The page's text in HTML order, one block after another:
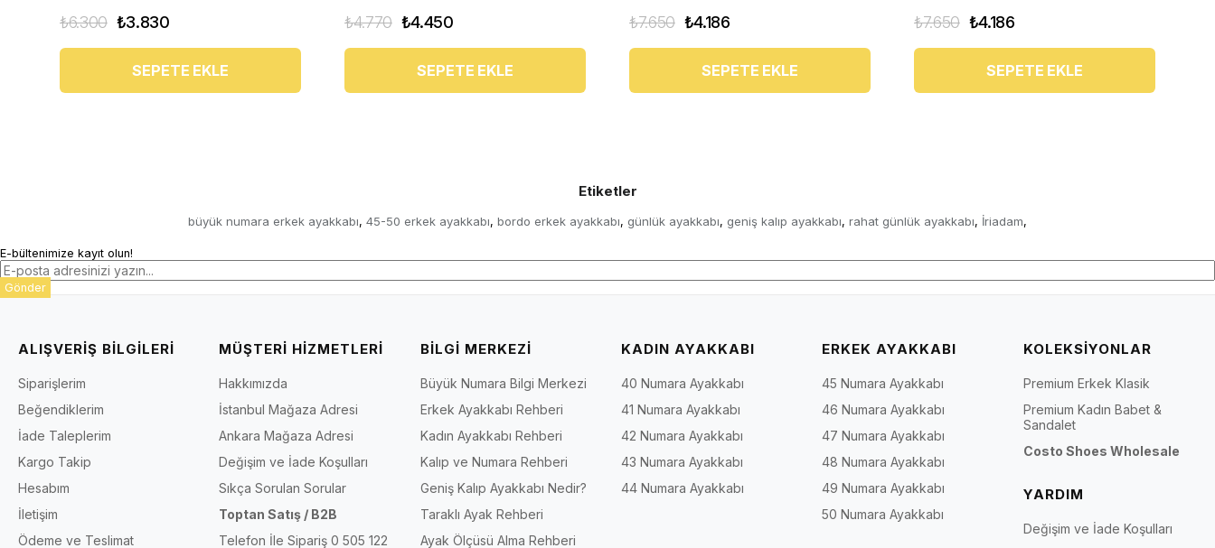
₺3.830
₺6.300
SEPETE EKLE
₺4.450
₺4.770
SEPETE EKLE
₺4.186
₺7.650
SEPETE EKLE
₺4.186
₺7.650
SEPETE EKLE
Etiketler
büyük numara erkek ayakkabı, 45-50 erkek ayakkabı, bordo erkek ayakkabı, günlük ayakkabı, geniş kalıp ayakkabı, rahat günlük ayakkabı, İriadam,
E-bültenimize kayıt olun!
Gönder
ALIŞVERİŞ BİLGİLERİ
Siparişlerim
Beğendiklerim
İade Taleplerim
Kargo Takip
Hesabım
İletişim
Ödeme ve Teslimat
MÜŞTERİ HİZMETLERİ
Hakkımızda
İstanbul Mağaza Adresi
Ankara Mağaza Adresi
Değişim ve İade Koşulları
Sıkça Sorulan Sorular
Toptan Satış / B2B
Telefon İle Sipariş 0 505 122
BİLGİ MERKEZİ
Büyük Numara Bilgi Merkezi
Erkek Ayakkabı Rehberi
Kadın Ayakkabı Rehberi
Kalıp ve Numara Rehberi
Geniş Kalıp Ayakkabı Nedir?
Taraklı Ayak Rehberi
Ayak Ölçüsü Alma Rehberi
KADIN AYAKKABI
40 Numara Ayakkabı
41 Numara Ayakkabı
42 Numara Ayakkabı
43 Numara Ayakkabı
44 Numara Ayakkabı
ERKEK AYAKKABI
45 Numara Ayakkabı
46 Numara Ayakkabı
47 Numara Ayakkabı
48 Numara Ayakkabı
49 Numara Ayakkabı
50 Numara Ayakkabı
KOLEKSİYONLAR
Premium Erkek Klasik
Premium Kadın Babet &
Sandalet
Costo Shoes Wholesale
YARDIM
Değişim ve İade Koşulları